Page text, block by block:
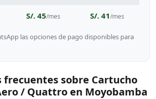
S/. 45/mes S/. 41/mes
las opciones de pago disponibles para
frecuentes sobre Cartucho
/ Quattro en Moyobamba